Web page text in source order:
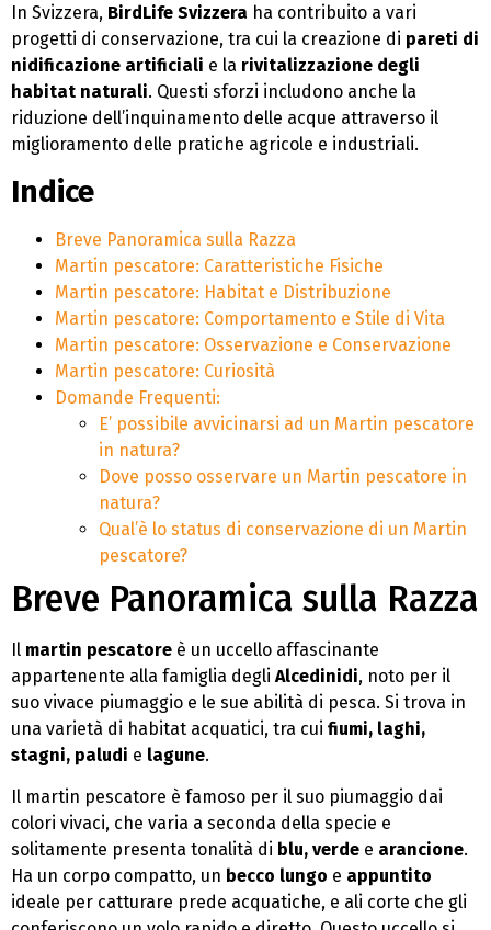
In Svizzera, BirdLife Svizzera ha contribuito a vari
progetti di conservazione, tra cui la creazione di pareti di
nidificazione artificiali e la rivitalizzazione degli
habitat naturali. Questi sforzi includono anche la
riduzione dell’inquinamento delle acque attraverso il
miglioramento delle pratiche agricole e industriali.
Indice
Breve Panoramica sulla Razza
Martin pescatore: Caratteristiche Fisiche
Martin pescatore: Habitat e Distribuzione
Martin pescatore: Comportamento e Stile di Vita
Martin pescatore: Osservazione e Conservazione
Martin pescatore: Curiosità
Domande Frequenti:
E’ possibile avvicinarsi ad un Martin pescatore
in natura?
Dove posso osservare un Martin pescatore in
natura?
Qual’è lo status di conservazione di un Martin
pescatore?
Breve Panoramica sulla Razza
Il martin pescatore è un uccello affascinante
appartenente alla famiglia degli Alcedinidi, noto per il
suo vivace piumaggio e le sue abilità di pesca. Si trova in
una varietà di habitat acquatici, tra cui fiumi, laghi,
stagni, paludi e lagune.
Il martin pescatore è famoso per il suo piumaggio dai
colori vivaci, che varia a seconda della specie e
solitamente presenta tonalità di blu, verde e arancione.
Ha un corpo compatto, un becco lungo e appuntito
ideale per catturare prede acquatiche, e ali corte che gli